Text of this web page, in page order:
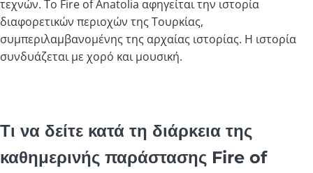
τεχνών. Το Fire of Anatolia αφηγείται την ιστορία
διαφορετικών περιοχών της Τουρκίας,
συμπεριλαμβανομένης της αρχαίας ιστορίας. Η ιστορία
συνδυάζεται με χορό και μουσική.
Τι να δείτε κατά τη διάρκεια της
καθημερινής παράστασης Fire of